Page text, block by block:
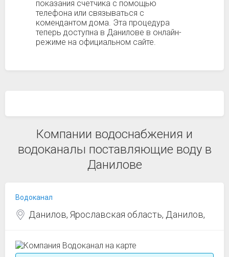
показания счетчика с помощью
телефона или связываться с
комендантом дома. Эта процедура
теперь доступна в Данилове в онлайн-
режиме на официальном сайте.
Компании водоснабжения и
водоканалы поставляющие воду в
Данилове
Водоканал
Данилов, Ярославская область, Данилов,